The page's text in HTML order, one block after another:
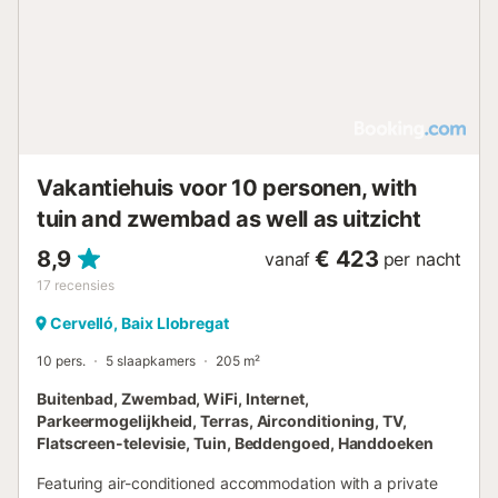
Vakantiehuis voor 10 personen, with
tuin and zwembad as well as uitzicht
8,9
17 recensies
vanaf € 423 per nacht
Cervelló, Baix Llobregat
10 pers. 5 slaapkamers 205 m²
Buitenbad, Zwembad, WiFi, Internet,
Parkeermogelijkheid, Terras, Airconditioning, TV,
Flatscreen-televisie, Tuin, Beddengoed, Handdoeken
Featuring air-conditioned accommodation with a private